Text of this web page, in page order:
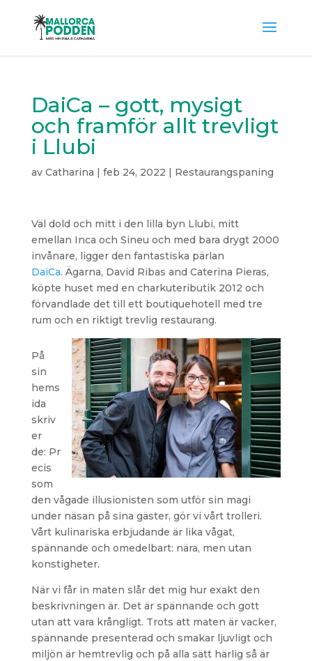
DaiCa – gott, mysigt
och framför allt trevligt
i Llubi
av Catharina | feb 24, 2022 | Restaurangspaning
Väl dold och mitt i den lilla byn Llubi, mitt
emellan Inca och Sineu och med bara drygt 2000
invånare, ligger den fantastiska pärlan
DaiCa. Ägarna, David Ribas and Caterina Pieras,
köpte huset med en charkuteributik 2012 och
förvandlade det till ett boutiquehotell med tre
rum och en riktigt trevlig restaurang.
På
sin
hems
ida
skriv
er
de: Pr
ecis
som
den vågade illusionisten som utför sin magi
under näsan på sina gäster, gör vi vårt trolleri.
Vårt kulinariska erbjudande är lika vågat,
spännande och omedelbart: nära, men utan
konstigheter.
När vi får in maten slår det mig hur exakt den
beskrivningen är. Det är spännande och gott
utan att vara krångligt. Trots att maten är vacker,
spännande presenterad och smakar ljuvligt och
miljön är hemtrevlig och på alla sätt härlig så är